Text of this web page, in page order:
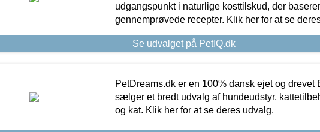
udgangspunkt i naturlige kosttilskud, der
gennemprøvede recepter. Klik her for at se
Se udvalget på PetIQ.dk
PetDreams.dk er en 100% dansk ejet og
sælger et bredt udvalg af hundeudstyr,
og kat. Klik her for at se deres udvalg.